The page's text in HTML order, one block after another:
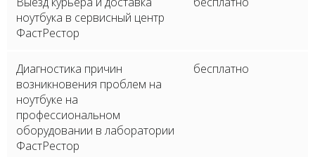
ноутбука в сервисный центр
ФастРестор
Диагностика причин
возникновения проблем на
ноутбуке на
профессиональном
оборудовании в лаборатории
ФастРестор
бесплатно